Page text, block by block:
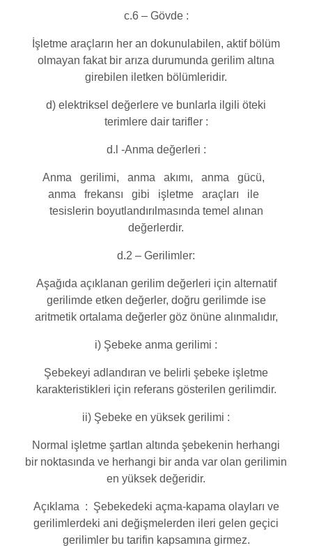
c.6 – Gövde :
İşletme araçların her an dokunulabilen, aktif bölüm
olmayan fakat bir arıza durumunda gerilim altına
girebilen iletken bölümleridir.
d) elektriksel değerlere ve bunlarla ilgili öteki
terimlere dair tarifler :
d.l -Anma değerleri :
Anma gerilimi, anma akımı, anma gücü,
anma frekansı gibi işletme araçları ile
tesislerin boyutlandırılmasında temel alınan
değerlerdir.
d.2 – Gerilimler:
Aşağıda açıklanan gerilim değerleri için alternatif
gerilimde etken değerler, doğru gerilimde ise
aritmetik ortalama değerler göz önüne alınmalıdır,
i) Şebeke anma gerilimi :
Şebekeyi adlandıran ve belirli şebeke işletme
karakteristikleri için referans gösterilen gerilimdir.
ii) Şebeke en yüksek gerilimi :
Normal işletme şartlan altında şebekenin herhangi
bir noktasında ve herhangi bir anda var olan gerilimin
en yüksek değeridir.
Açıklama : Şebekedeki açma-kapama olayları ve
gerilimlerdeki ani değişmelerden ileri gelen geçici
gerilimler bu tarifin kapsamına girmez.